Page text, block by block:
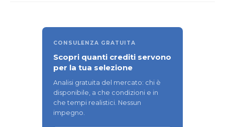
CONSULENZA GRATUITA
Scopri quanti crediti servono
per la tua selezione
Analisi gratuita del mercato: chi è
disponibile, a che condizioni e in
che tempi realistici. Nessun
impegno.